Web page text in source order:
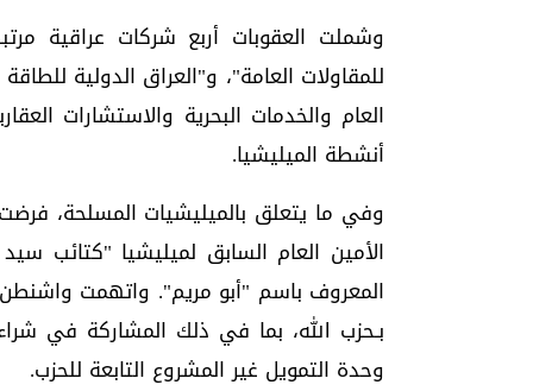
وشملت العقوبات أربع شركات عراقية
للمقاولات العامة"، و"العراق الدولية
العام والخدمات البحرية والاستشارات
أنشطة الميليشيا.
وفي ما يتعلق بالميليشيات المسلحة،
الأمين العام السابق لميليشيا "كتائب
المعروف باسم "أبو مريم". واتهمت
بـحزب الله، بما في ذلك المشاركة في
وحدة التمويل غير المشروع التابعة للحزب.